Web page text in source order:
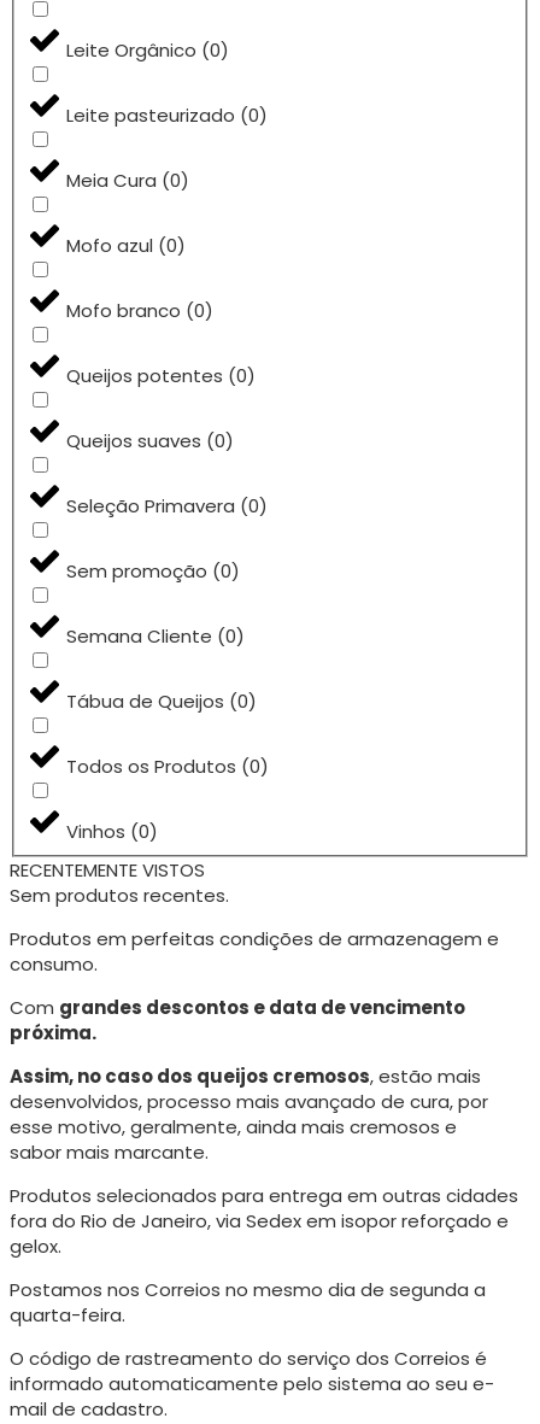
Leite Orgânico (0)
Leite pasteurizado (0)
Meia Cura (0)
Mofo azul (0)
Mofo branco (0)
Queijos potentes (0)
Queijos suaves (0)
Seleção Primavera (0)
Sem promoção (0)
Semana Cliente (0)
Tábua de Queijos (0)
Todos os Produtos (0)
Vinhos (0)
RECENTEMENTE VISTOS
Sem produtos recentes.
Produtos em perfeitas condições de armazenagem e
consumo.
Com grandes descontos e data de vencimento
próxima.
Assim, no caso dos queijos cremosos, estão mais
desenvolvidos, processo mais avançado de cura, por
esse motivo, geralmente, ainda mais cremosos e
sabor mais marcante.
Produtos selecionados para entrega em outras cidades
fora do Rio de Janeiro, via Sedex em isopor reforçado e
gelox.
Postamos nos Correios no mesmo dia de segunda a
quarta-feira.
O código de rastreamento do serviço dos Correios é
informado automaticamente pelo sistema ao seu e-
mail de cadastro.